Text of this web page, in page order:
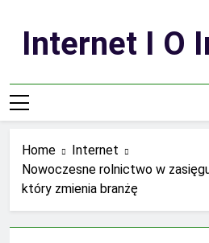
contentInternet I O
Home
Internet
Nowoczesne rolnictwo w
który zmienia branżę